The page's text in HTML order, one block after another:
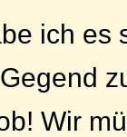
ich es
Wir